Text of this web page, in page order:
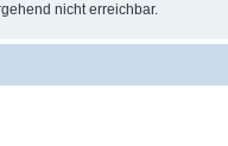
nicht erreichbar.